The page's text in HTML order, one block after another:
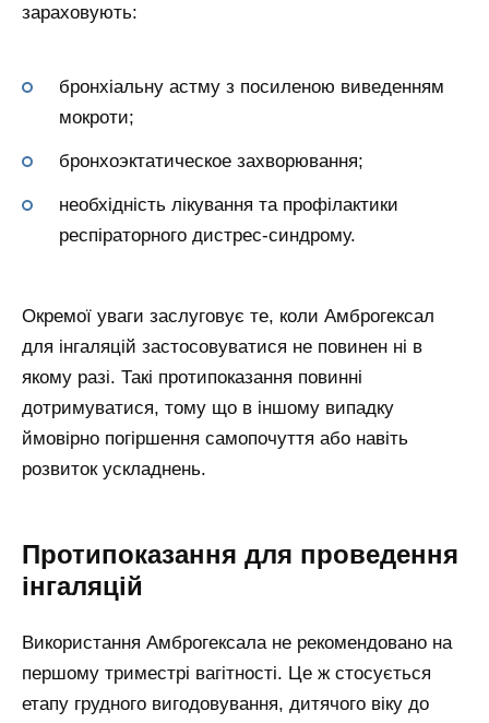
зараховують:
бронхіальну астму з посиленою виведенням
мокроти;
бронхоэктатическое захворювання;
необхідність лікування та профілактики
респіраторного дистрес-синдрому.
Окремої уваги заслуговує те, коли Амброгексал
для інгаляцій застосовуватися не повинен ні в
якому разі. Такі протипоказання повинні
дотримуватися, тому що в іншому випадку
ймовірно погіршення самопочуття або навіть
розвиток ускладнень.
Протипоказання для проведення
інгаляцій
Використання Амброгексала не рекомендовано на
першому триместрі вагітності. Це ж стосується
етапу грудного вигодовування, дитячого віку до